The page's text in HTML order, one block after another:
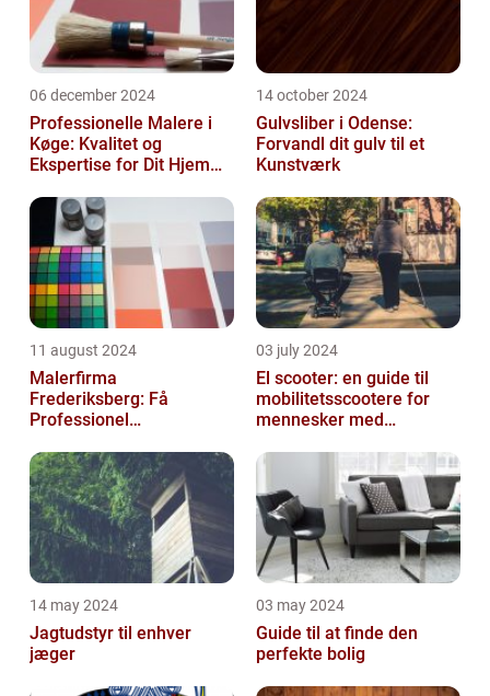
06 december 2024
Professionelle Malere i
Køge: Kvalitet og
Ekspertise for Dit Hjem
14 october 2024
Gulvsliber i Odense:
Forvandl dit gulv til et
Kunstværk
11 august 2024
Malerfirma
Frederiksberg: Få
Professionel
eller virksomhed
03 july 2024
El scooter: en guide til
mobilitetsscootere for
mennesker med
14 may 2024
Jagtudstyr til enhver
jæger
03 may 2024
Guide til at finde den
perfekte bolig